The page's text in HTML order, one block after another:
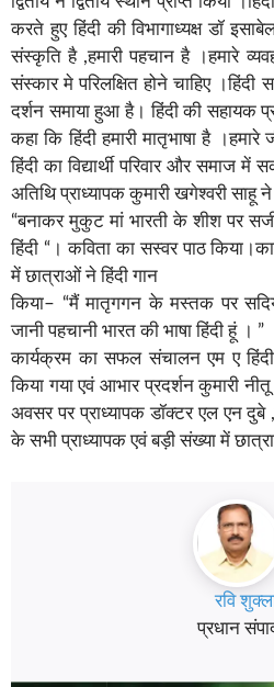
करते हुए हिंदी की विभागाध्यक्ष डॉ
संस्कृति है ,हमारी पहचान है ।हमारे
संस्कार मे परिलक्षित होने चाहिए ।हिंदी
दर्शन समाया हुआ है। हिंदी की सहायक
कहा कि हिंदी हमारी मातृभाषा है
हिंदी का विद्यार्थी परिवार और समाज
अतिथि प्राध्यापक कुमारी खगेश्वरी साहू ने
“बनाकर मुकुट मां भारती के शीश पर
हिंदी “। कविता का सस्वर पाठ
में छात्राओं ने हिंदी गान
किया– “मैं मातृगगन के मस्तक पर
जानी पहचानी भारत की भाषा हिंदी हूं । ”
कार्यक्रम का सफल संचालन एम ए हिंदी
किया गया एवं आभार प्रदर्शन कुमारी
अवसर पर प्राध्यापक डॉक्टर एल एन दुबे
के सभी प्राध्यापक एवं बड़ी संख्या में
रवि
प्रधान